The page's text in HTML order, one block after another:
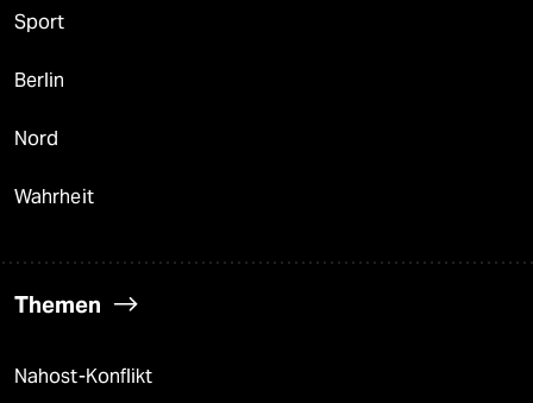
Sport
Berlin
Nord
Wahrheit
Themen
Nahost-Konflikt